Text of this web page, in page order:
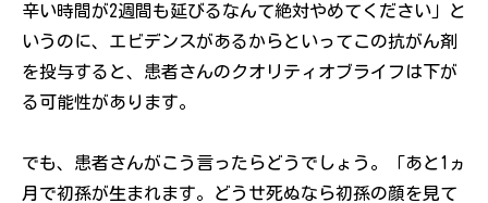
辛い時間が2週間も延びるなんて絶対やめてください」と
いうのに、エビデンスがあるからといってこの抗がん剤
を投与すると、患者さんのクオリティオブライフは下が
る可能性があります。
でも、患者さんがこう言ったらどうでしょう。「あと1ヵ
月で初孫が生まれます。どうせ死ぬなら初孫の顔を見て